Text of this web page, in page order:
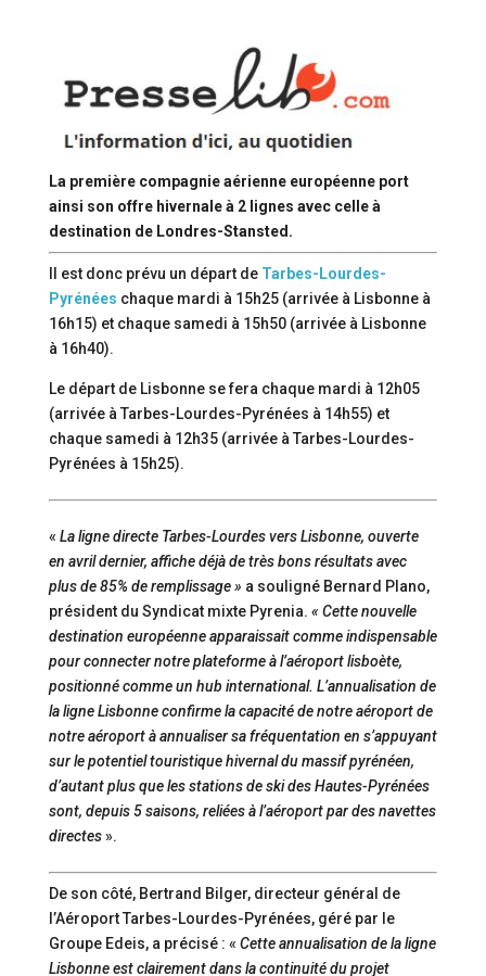
La première compagnie aérienne européenne port
ainsi son offre hivernale à 2 lignes avec celle à
destination de Londres-Stansted.
Il est donc prévu un départ de Tarbes-Lourdes-
Pyrénées chaque mardi à 15h25 (arrivée à Lisbonne à
16h15) et chaque samedi à 15h50 (arrivée à Lisbonne
à 16h40).
Le départ de Lisbonne se fera chaque mardi à 12h05
(arrivée à Tarbes-Lourdes-Pyrénées à 14h55) et
chaque samedi à 12h35 (arrivée à Tarbes-Lourdes-
Pyrénées à 15h25).
« La ligne directe Tarbes-Lourdes vers Lisbonne, ouverte
en avril dernier, affiche déjà de très bons résultats avec
plus de 85% de remplissage » a souligné Bernard Plano,
président du Syndicat mixte Pyrenia. « Cette nouvelle
destination européenne apparaissait comme indispensable
pour connecter notre plateforme à l’aéroport lisboète,
positionné comme un hub international. L’annualisation de
la ligne Lisbonne confirme la capacité de notre aéroport de
notre aéroport à annualiser sa fréquentation en s’appuyant
sur le potentiel touristique hivernal du massif pyrénéen,
d’autant plus que les stations de ski des Hautes-Pyrénées
sont, depuis 5 saisons, reliées à l’aéroport par des navettes
directes».
De son côté, Bertrand Bilger, directeur général de
l’Aéroport Tarbes-Lourdes-Pyrénées, géré par le
Groupe Edeis, a précisé : « Cette annualisation de la ligne
Lisbonne est clairement dans la continuité du projet